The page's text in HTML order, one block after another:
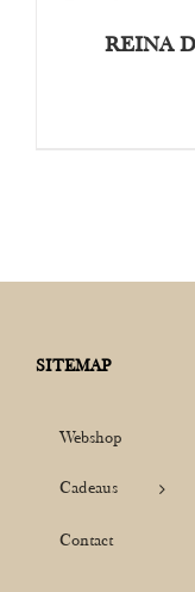
REINA
SITEMAP
Webshop
Cadeaus
Contact